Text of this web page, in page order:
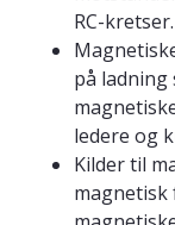
RC-kretser.
på ladning
ledere og
Kilder til